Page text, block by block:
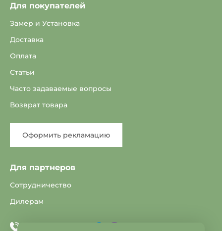
Для покупателей
Замер и Установка
Доставка
Оплата
Статьи
Часто задаваемые вопросы
Возврат товара
Оформить рекламацию
Для партнеров
Сотрудничество
Дилерам
Telegram
Viber